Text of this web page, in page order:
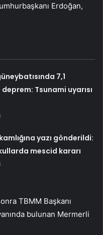
Erdoğan,
7,1
Tsunami uyarısı
yazı gönderildi:
mescid kararı
TBMM Başkanı
bulunan Mermerli